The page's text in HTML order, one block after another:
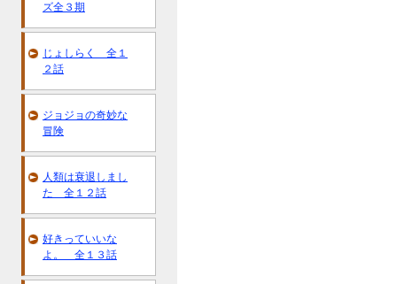
ズ全３期
じょしらく 全１
２話
ジョジョの奇妙な
冒険
人類は衰退しまし
た 全１２話
好きっていいな
よ。 全１３話